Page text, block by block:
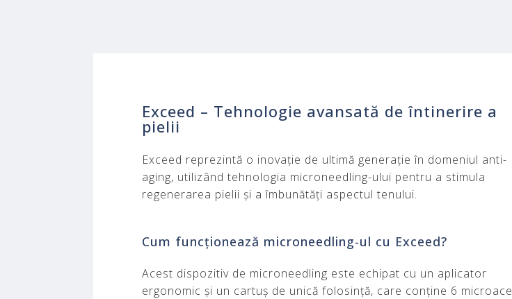
Exceed – Tehnologie avansată de întinerire a
pielii
Exceed reprezintă o inovație de ultimă generație în domeniul anti-
aging, utilizând tehnologia microneedling-ului pentru a stimula
regenerarea pielii și a îmbunătăți aspectul tenului.
Cum funcționează microneedling-ul cu Exceed?
Acest dispozitiv de microneedling este echipat cu un aplicator
ergonomic și un cartuș de unică folosință, care conține 6 microace